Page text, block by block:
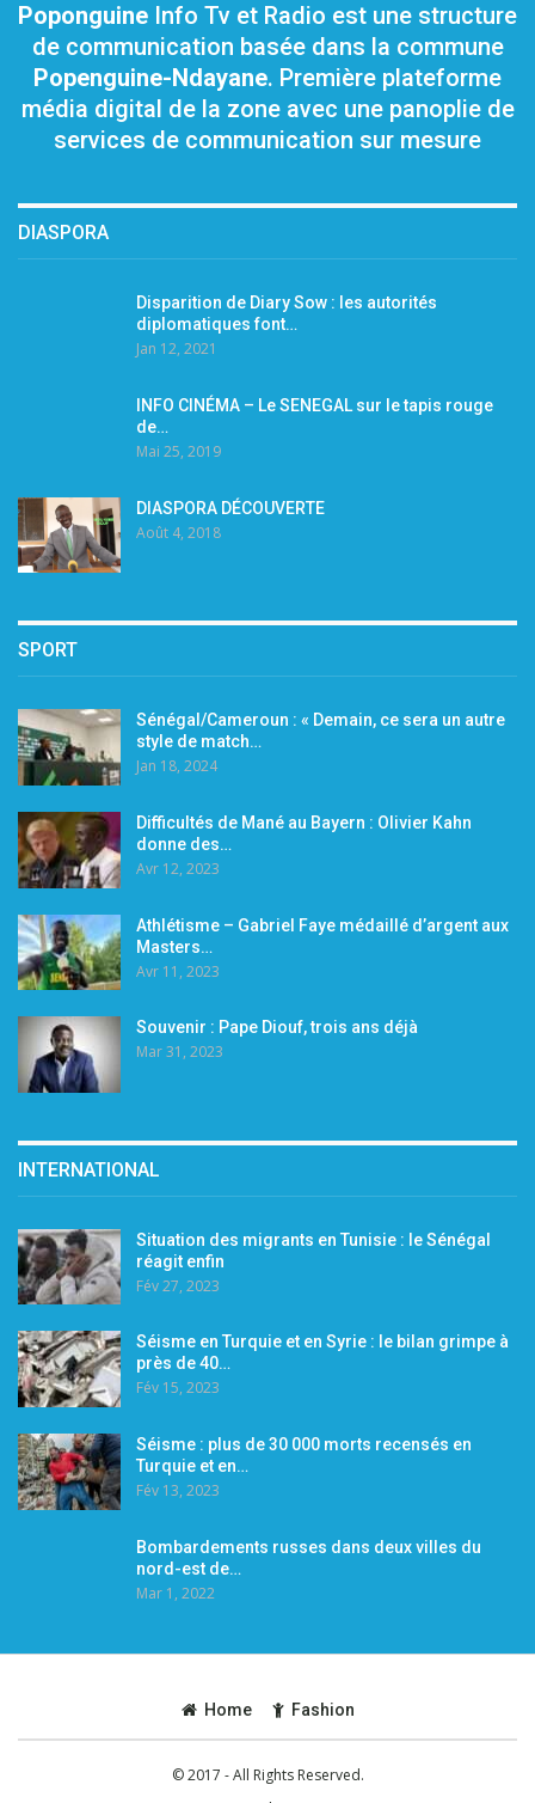
Poponguine Info Tv et Radio est une structure
de communication basée dans la commune
Popenguine-Ndayane. Première plateforme
média digital de la zone avec une panoplie de
services de communication sur mesure
DIASPORA
Disparition de Diary Sow : les autorités
diplomatiques font…
Jan 12, 2021
INFO CINÉMA – Le SENEGAL sur le tapis rouge
de…
Mai 25, 2019
DIASPORA DÉCOUVERTE
Août 4, 2018
SPORT
Sénégal/Cameroun : « Demain, ce sera un autre
style de match…
Jan 18, 2024
Difficultés de Mané au Bayern : Olivier Kahn
donne des…
Avr 12, 2023
Athlétisme – Gabriel Faye médaillé d’argent aux
Masters…
Avr 11, 2023
Souvenir : Pape Diouf, trois ans déjà
Mar 31, 2023
INTERNATIONAL
Situation des migrants en Tunisie : le Sénégal
réagit enfin
Fév 27, 2023
Séisme en Turquie et en Syrie : le bilan grimpe à
près de 40…
Fév 15, 2023
Séisme : plus de 30 000 morts recensés en
Turquie et en…
Fév 13, 2023
Bombardements russes dans deux villes du
nord-est de…
Mar 1, 2022
Home Fashion
© 2017 - All Rights Reserved.